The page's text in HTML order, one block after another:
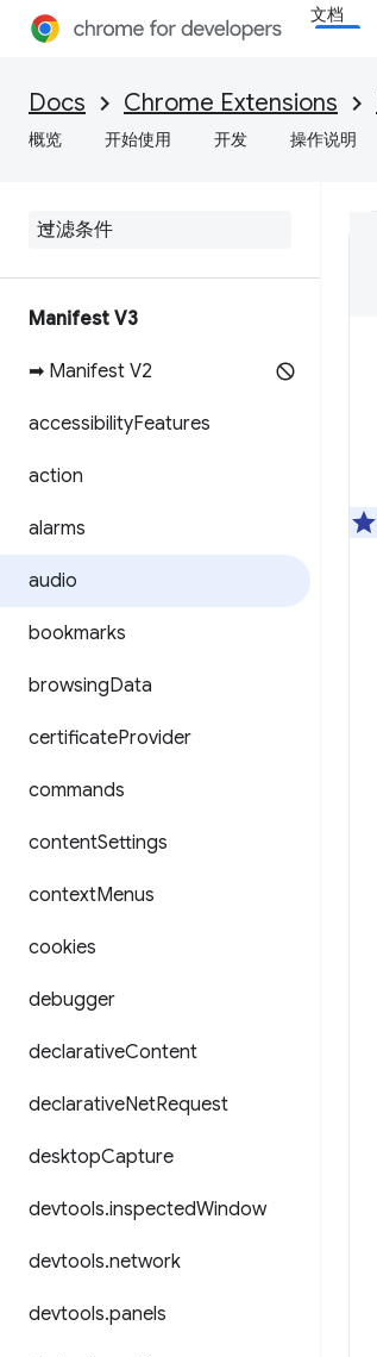
文档
Docs Chrome Extensions
概览 开始使用 开发 操作说明
Manifest V3
➡ Manifest V2
accessibilityFeatures
action
alarms
audio
bookmarks
browsingData
certificateProvider
commands
contentSettings
contextMenus
cookies
debugger
declarativeContent
declarativeNetRequest
desktopCapture
devtools.inspectedWindow
devtools.network
devtools.panels